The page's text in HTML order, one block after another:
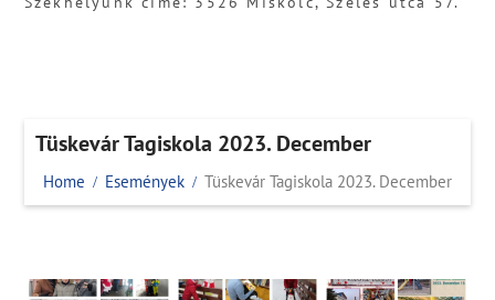
Tüskevár Tagiskola 2023. December
Home Események Tüskevár Tagiskola 2023. December